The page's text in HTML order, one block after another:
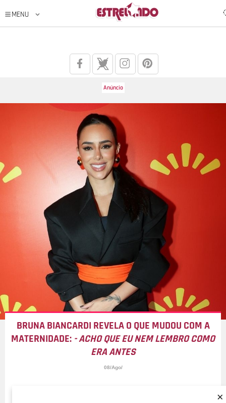
×
BRUNA BIANCARDI REVELA O QUE MUDOU COM A
MATERNIDADE: - ACHO QUE EU NEM LEMBRO COMO
ERA ANTES
08/Ago/